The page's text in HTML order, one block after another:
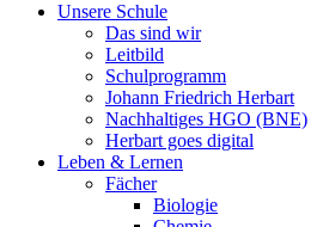
Unsere Schule
Das sind wir
Leitbild
Schulprogramm
Johann Friedrich Herbart
Nachhaltiges HGO (BNE)
Herbart goes digital
Leben & Lernen
Fächer
Biologie